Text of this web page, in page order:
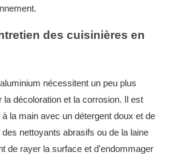
des cuisinières en
nécessitent un peu plus
la décoloration et la corrosion. Il est
la main avec un détergent doux et de
nettoyants abrasifs ou de la laine
de rayer la surface et d'endommager